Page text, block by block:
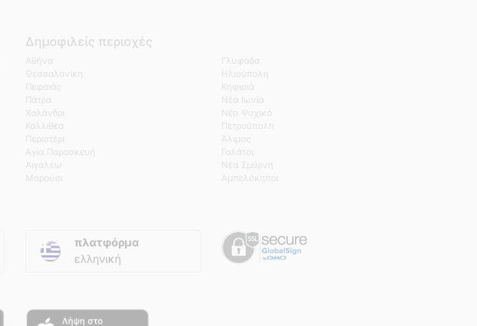
Δημοφιλείς περιοχές
Αθήνα
Θεσσαλονίκη
Πειραιάς
Πάτρα
Χαλάνδρι
Καλλιθέα
Περιστέρι
Αγία Παρασκευή
Αιγάλεω
Μαρούσι
Γλυφάδα
Ηλιούπολη
Κηφισιά
Νέα Ιωνία
Νέο Ψυχικό
Πετρούπολη
Άλιμος
Γαλάτσι
Νέα Σμύρνη
Αμπελόκηποι
πλατφόρμα
ελληνική